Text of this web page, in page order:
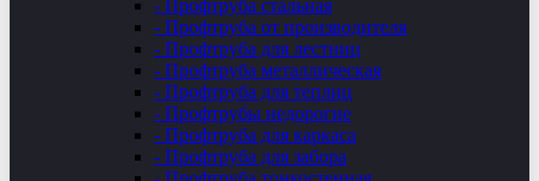
- Профтруба стальная
- Профтруба от производителя
- Профтруба для лестниц
- Профтруба металлическая
- Профтруба для теплиц
- Профтрубы недорогие
- Профтруба для каркаса
- Профтруба для забора